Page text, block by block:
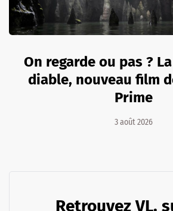
On regarde ou pas ?
diable, nouveau film
Prime
3 août 2026
Retrouvez VL.